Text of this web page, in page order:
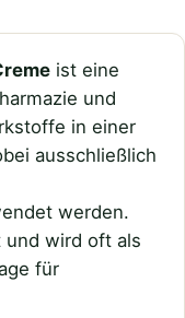
ist eine
und
in einer
ausschließlich
werden.
wird oft als
für